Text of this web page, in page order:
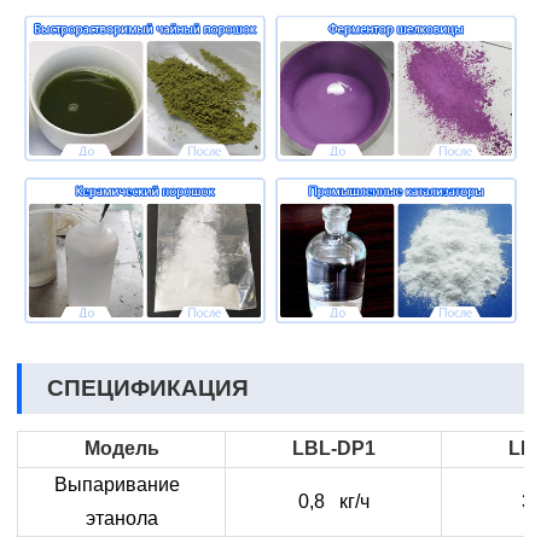
СПЕЦИФИКАЦИЯ
Модель LBL-DP1
Выпаривание
этанола
0,8 кг/ч 3